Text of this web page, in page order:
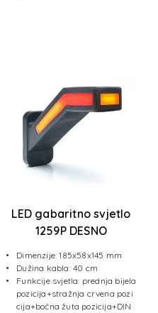
LED gabaritno svjetlo
1259P DESNO
INDIKATOR) NEON
EFFECT
Dimenzije: 185x58x145 mm
Dužina kabla: 40 cm
Funkcije svjetla: prednja bijela
pozicija+stražnja crvena pozi
cija+bočna žuta pozicija+DIN